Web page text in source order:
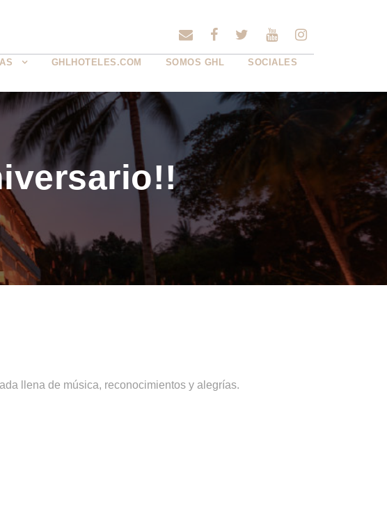
GHLHOTELES.COM SOMOS GHL SOCIALES
llena de música, reconocimientos y alegrías.